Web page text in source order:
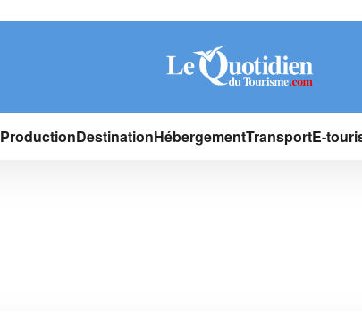
ProductionDestinationHébergementTransportE-